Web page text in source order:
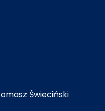
Świeciński